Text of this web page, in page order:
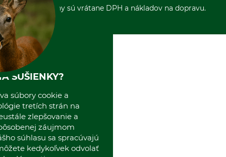
Osobný odber
Predajňa
Kolektív GRUBE
Naše pobočky v Európe
*Všetky ceny sú vrátane DPH a nákladov na dopravu.
SUŠIENKY?
súbory cookie a
tretích strán na
zlepšovanie a
záujmom
súhlasu sa spracúvajú
kedykoľvek odvolať